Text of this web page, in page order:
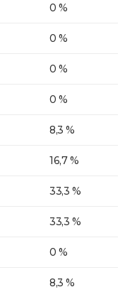
0 %
0 %
0 %
0 %
8,3 %
16,7 %
33,3 %
33,3 %
0 %
8,3 %